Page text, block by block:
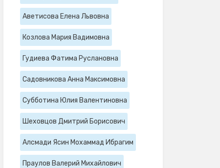
Аветисова Елена Львовна
Козлова Мария Вадимовна
Гудиева Фатима Руслановна
Садовникова Анна Максимовна
Субботина Юлия Валентиновна
Шеховцов Дмитрий Борисович
Алсмади Ясин Мохаммад Ибрагим
Праулов Валерий Михайлович